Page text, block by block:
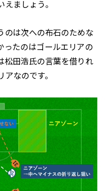
ましょう。
のは次への布石のためな
ったのはゴールエリアの
松田浩氏の言葉を借りれ
なのです。